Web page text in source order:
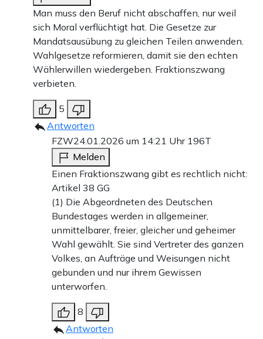
Man muss den Beruf nicht abschaffen, nur weil
sich Moral verflüchtigt hat. Die Gesetze zur
Mandatsausübung zu gleichen Teilen anwenden.
Wahlgesetze reformieren, damit sie den echten
Wählerwillen wiedergeben. Fraktionszwang
verbieten.
5
Antworten
FZW24.01.2026 um 14:21 Uhr 196T
Melden
Einen Fraktionszwang gibt es rechtlich nicht:
Artikel 38 GG
(1) Die Abgeordneten des Deutschen
Bundestages werden in allgemeiner,
unmittelbarer, freier, gleicher und geheimer
Wahl gewählt. Sie sind Vertreter des ganzen
Volkes, an Aufträge und Weisungen nicht
gebunden und nur ihrem Gewissen
unterworfen.
8
Antworten